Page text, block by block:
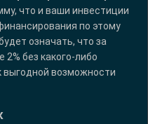
что и ваши инвестиции
по этому
означать, что за
без какого-либо
выгодной возможности